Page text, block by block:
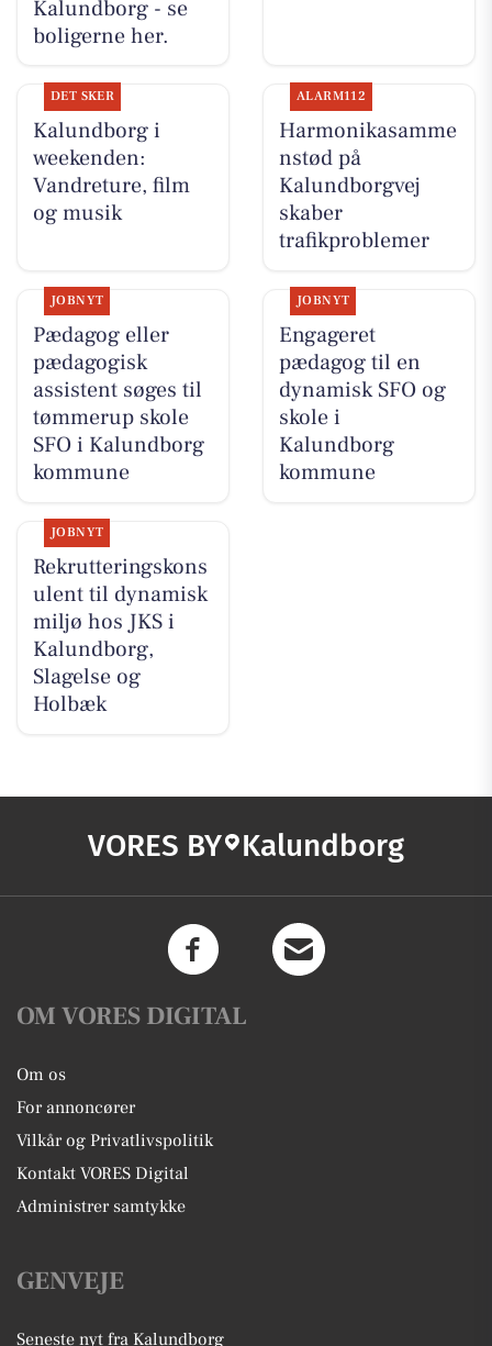
Kalundborg - se
boligerne her.
DET SKER
Kalundborg i
weekenden:
Vandreture, film
og musik
ALARM112
Harmonikasamme
nstød på
Kalundborgvej
skaber
trafikproblemer
JOBNYT
Pædagog eller
pædagogisk
assistent søges til
tømmerup skole
SFO i Kalundborg
kommune
JOBNYT
Engageret
pædagog til en
dynamisk SFO og
skole i
Kalundborg
kommune
JOBNYT
Rekrutteringskons
ulent til dynamisk
miljø hos JKS i
Kalundborg,
Slagelse og
Holbæk
VORES BY Kalundborg
OM VORES DIGITAL
Om os
For annoncører
Vilkår og Privatlivspolitik
Kontakt VORES Digital
Administrer samtykke
GENVEJE
Seneste nyt fra Kalundborg